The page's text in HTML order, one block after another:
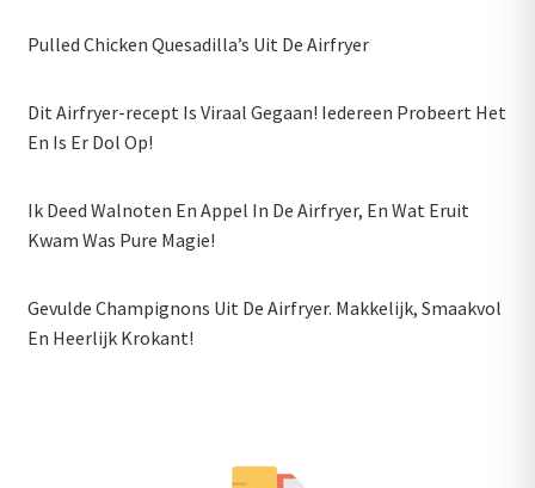
Pulled Chicken Quesadilla’s Uit De Airfryer
Dit Airfryer-recept Is Viraal Gegaan! Iedereen Probeert Het
En Is Er Dol Op!
Ik Deed Walnoten En Appel In De Airfryer, En Wat Eruit
Kwam Was Pure Magie!
Gevulde Champignons Uit De Airfryer. Makkelijk, Smaakvol
En Heerlijk Krokant!